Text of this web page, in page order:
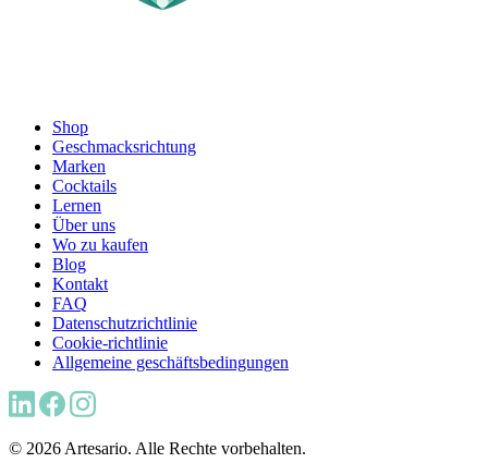
Shop
Geschmacksrichtung
Marken
Cocktails
Lernen
Über uns
Wo zu kaufen
Blog
Kontakt
FAQ
Datenschutzrichtlinie
Cookie-richtlinie
Allgemeine geschäftsbedingungen
© 2026 Artesario. Alle Rechte vorbehalten.